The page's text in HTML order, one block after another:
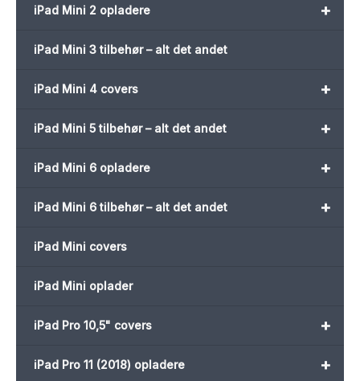
+
iPad Mini 2 opladere
iPad Mini 3 tilbehør – alt det andet
+
iPad Mini 4 covers
+
iPad Mini 5 tilbehør – alt det andet
+
iPad Mini 6 opladere
+
iPad Mini 6 tilbehør – alt det andet
iPad Mini covers
iPad Mini oplader
+
iPad Pro 10,5" covers
+
iPad Pro 11 (2018) opladere